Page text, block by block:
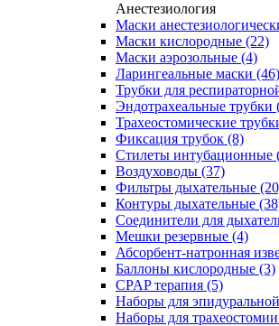
Анестезиология
Маски
Маски кислородные (22)
Маски аэрозольные (4)
Ларингеальные маски (46)
Трубки для
Эндотрахеальные трубки
Трахеостомические
Фиксация трубок (8)
Стилеты интубационные
Воздуховоды (37)
Фильтры дыхательные
Контуры дыхательные
Соединители для
Мешки резервные (4)
Абсорбент-натронная
Баллоны кислородные (3)
CPAP терапия (5)
Наборы для
Наборы для трахеостомии